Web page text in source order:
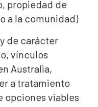
propiedad de
a la comunidad)
de carácter
vínculos
Australia,
a tratamiento
opciones viables